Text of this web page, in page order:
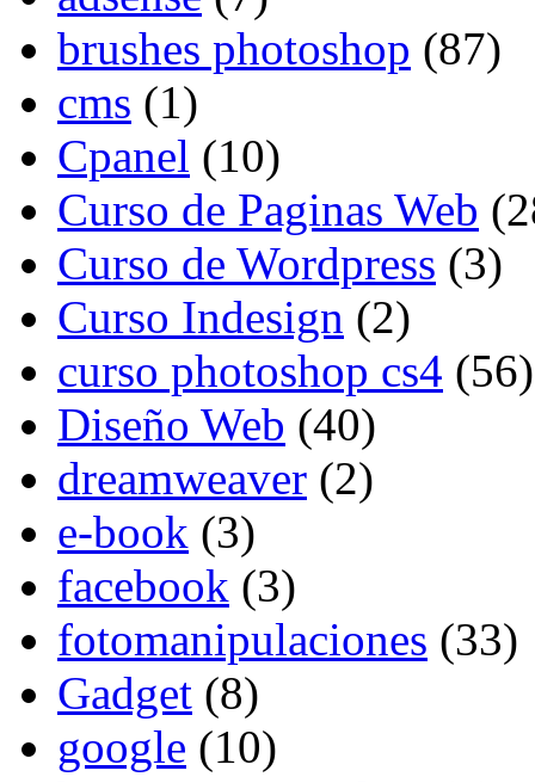
brushes photoshop (87)
cms (1)
Cpanel (10)
Curso de Paginas Web
Curso de Wordpress (3)
Curso Indesign (2)
curso photoshop cs4 (56)
Diseño Web (40)
dreamweaver (2)
e-book (3)
facebook (3)
fotomanipulaciones (33)
Gadget (8)
google (10)